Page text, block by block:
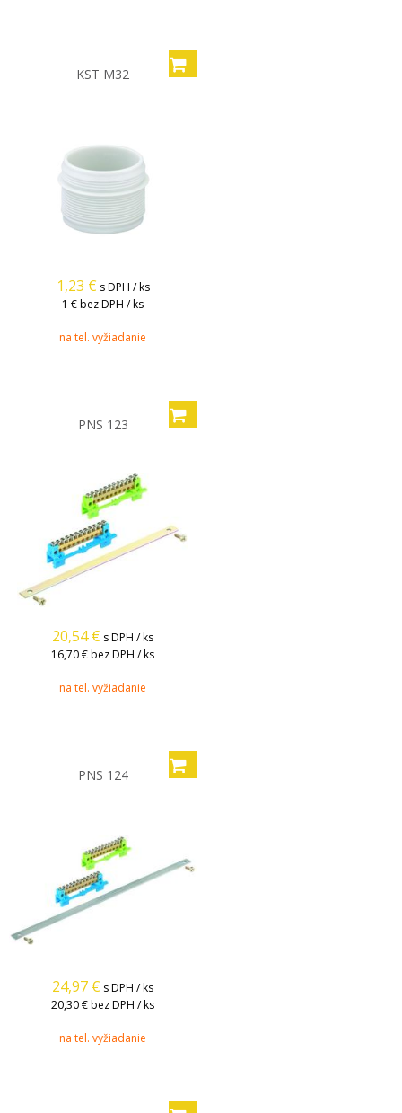
KST M32
1,23 € s DPH / ks
1 €bez DPH / ks
na tel. vyžiadanie
PNS 123
20,54 € s DPH / ks
16,70 €bez DPH / ks
na tel. vyžiadanie
PNS 124
24,97 € s DPH / ks
20,30 €bez DPH / ks
na tel. vyžiadanie